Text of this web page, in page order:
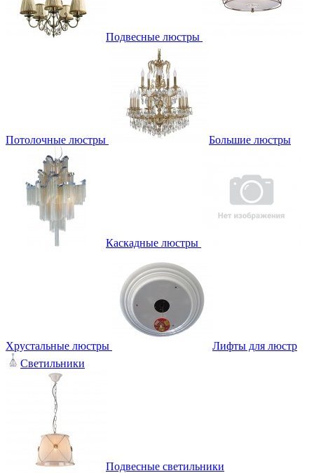
Подвесные люстры
Потолочные люстры Большие люстры
Каскадные люстры
Хрустальные люстры
Лифты для люстр
Светильники
Подвесные светильники